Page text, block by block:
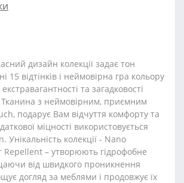
дизайн колекції задає тон
15 відтінків і неймовірна гра кольору
та загадковості
з неймовірним, приємним
подарує Вам відчуття комфорту та
міцності використовується
Унікальність колекції - Nano
Repellent – утворюють гідрофобне
від швидкого проникнення
догляд за меблями і продовжує їх